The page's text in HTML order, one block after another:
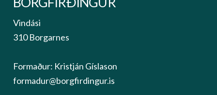
Vindási
310 Borgarnes
Formaður: Kristján Gíslason
formadur@borgfirdingur.is